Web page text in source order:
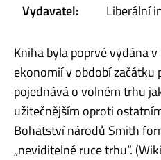
Vydavatel:
Liberální
Kniha byla poprvé vydána
ekonomií v období začátku
pojednává o volném trhu
užitečnějším oproti
Bohatství národů Smith
„neviditelné ruce trhu“.